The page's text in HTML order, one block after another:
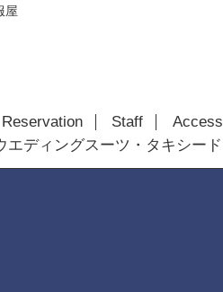
屋
Reservation Staff Access
エディングスーツ・タキシード